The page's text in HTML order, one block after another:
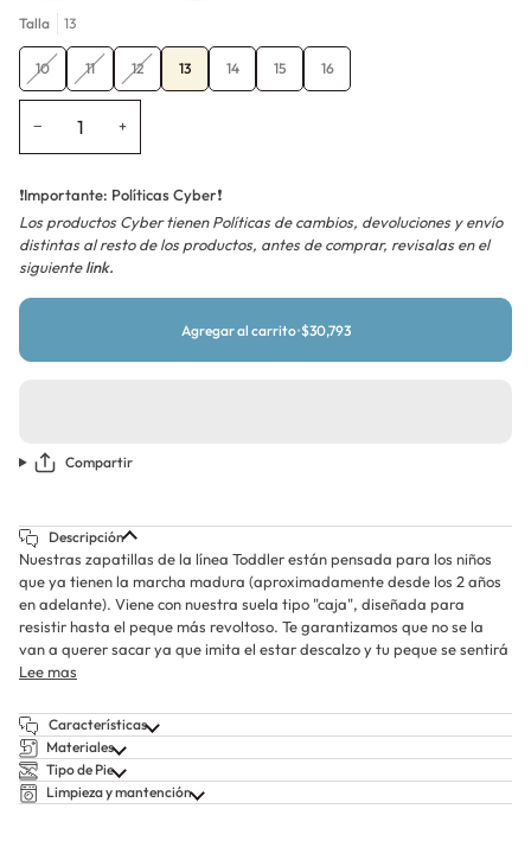
Talla 13
10Variante
agotada
no
disponible
11Variante
agotada
disponible
12Variante
agotada
disponible
13 14 15 16
− +
❗Importante: Políticas Cyber❗
Los productos Cyber tienen Políticas de cambios, devoluciones y envío
distintas al resto de los productos, antes de comprar, revisalas en el
siguientelink.
Agregar al carrito•$30,793
Compartir
Descripción
Nuestras zapatillas de la línea Toddler están pensada para los niños
que ya tienen la marcha madura (aproximadamente desde los 2 años
en adelante). Viene con nuestra suela tipo "caja", diseñada para
resistir hasta el peque más revoltoso. Te garantizamos que no se la
van a querer sacar ya que imita el estar descalzo y tu peque se sentirá
Lee mas
Características
Materiales
Tipo de Pie
Limpieza y mantención